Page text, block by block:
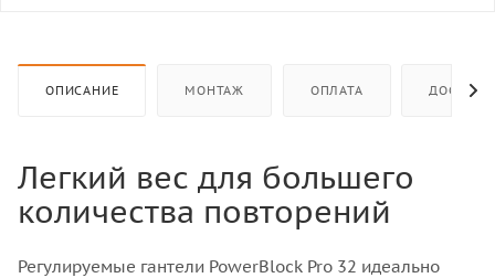
ОПИСАНИЕ МОНТАЖ ОПЛАТА
Легкий вес для большего
количества повторений
Регулируемые гантели PowerBlock Pro 32 идеально